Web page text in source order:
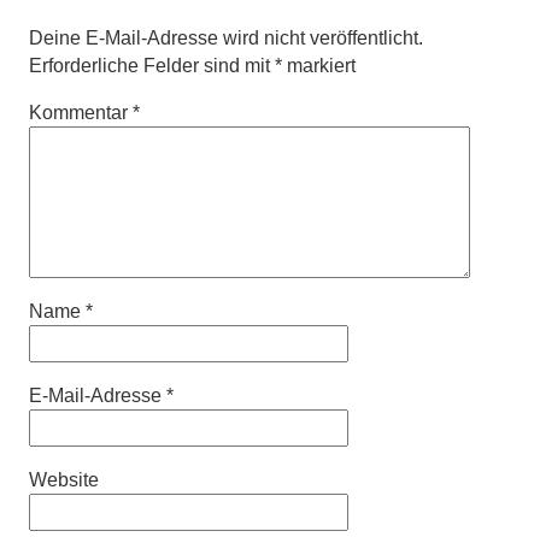
Deine E-Mail-Adresse wird nicht veröffentlicht.
Erforderliche Felder sind mit*markiert
Kommentar *
Name *
E-Mail-Adresse *
Website